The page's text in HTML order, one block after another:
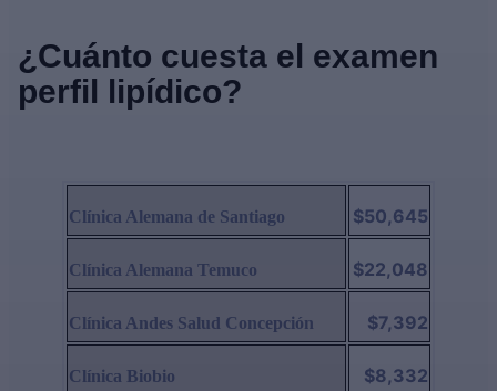
¿Cuánto cuesta el examen
perfil lipídico?
Clínica Alemana de Santiago $50,645
Clínica Alemana Temuco $22,048
Clínica Andes Salud Concepción $7,392
Clínica Biobio $8,332